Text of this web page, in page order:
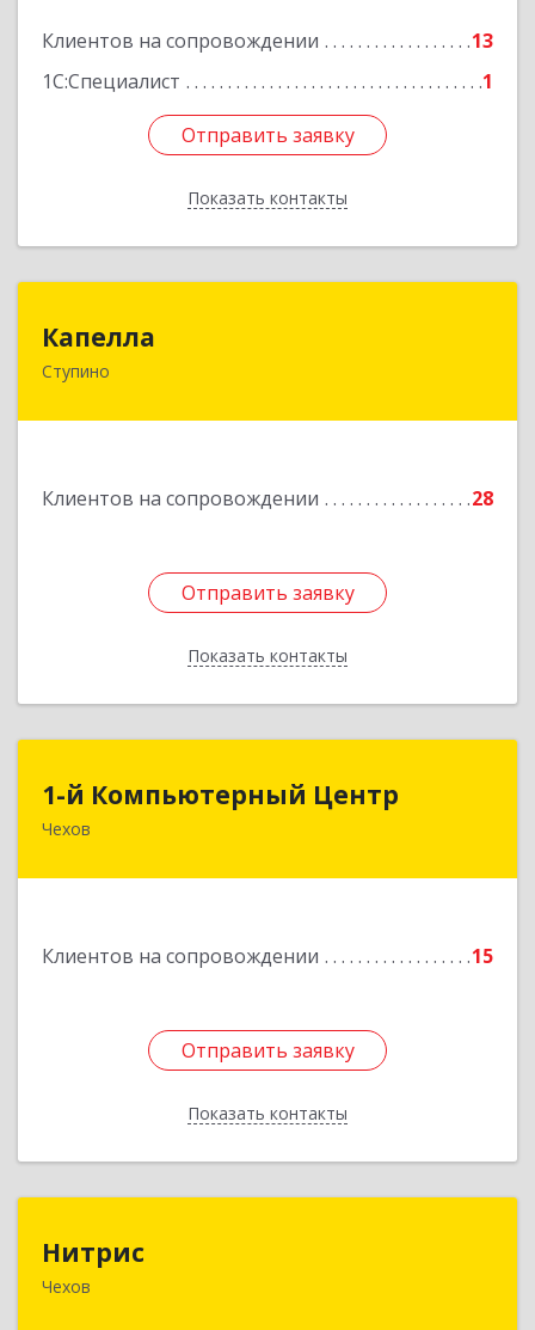
Клиентов на сопровождении
13
1С:Специалист
1
Отправить заявку
Показать контакты
Подробнее
Отправить заявку
Назад
Капелла
Ступино
Клиентов на сопровождении 28
Отправить заявку
Показать контакты
142800, Московская обл, Ступино г, Андропова
Отправить заявку
Назад
1-й Компьютерный Центр
Чехов
Клиентов на сопровождении 15
Отправить заявку
Показать контакты
1-й Компьютерный Центр
142306, Московская обл, Чеховский р-н, Чехов
Отправить заявку
Назад
Нитрис
Чехов
142350, Московская обл, Чехов м.о., Столбовая